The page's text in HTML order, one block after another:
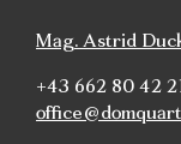
Mag. Astrid
+43 662 80 42